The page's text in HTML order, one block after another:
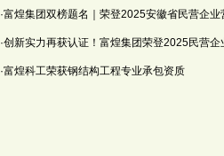
·富煌集团双榜题名｜荣登2025安徽省民营企
·创新实力再获认证！富煌集团荣登2025民营
·富煌科工荣获钢结构工程专业承包资质